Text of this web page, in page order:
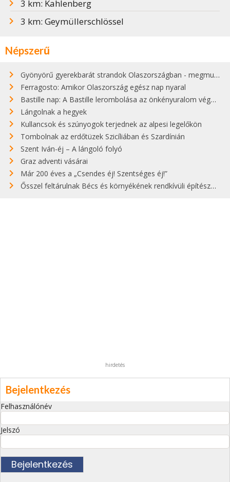
3 km: Kahlenberg
3 km: Geymüllerschlössel
Népszerű
Gyönyörű gyerekbarát strandok Olaszországban - megmutatjuk a 15 legjobbat
Ferragosto: Amikor Olaszország egész nap nyaral
Bastille nap: A Bastille lerombolása az önkényuralom végét jelentette
Lángolnak a hegyek
Kullancsok és szúnyogok terjednek az alpesi legelőkön
Tombolnak az erdőtüzek Szicíliában és Szardínián
Szent Iván-éj – A lángoló folyó
Graz adventi vásárai
Már 200 éves a „Csendes éj! Szentséges éj!”
Ősszel feltárulnak Bécs és környékének rendkívüli építészeti kincsei
hirdetés
Bejelentkezés
Felhasználónév
Jelszó